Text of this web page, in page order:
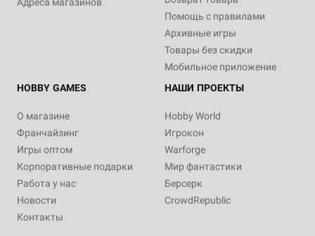
Адреса магазинов
Помощь с правилами
Архивные игры
Товары без скидки
Мобильное приложение
HOBBY GAMES
О магазине
Франчайзинг
Игры оптом
Корпоративные подарки
Работа у нас
Новости
Контакты
НАШИ ПРОЕКТЫ
Hobby World
Игрокон
Warforge
Мир фантастики
Берсерк
CrowdRepublic